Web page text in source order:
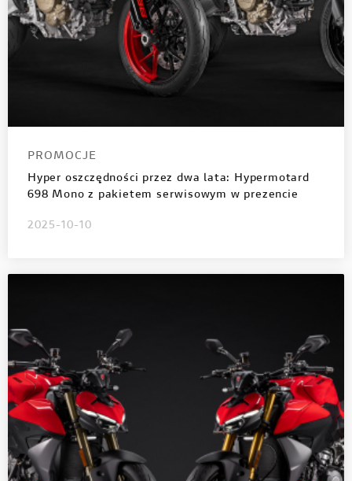
PROMOCJE
Hyper oszczędności przez dwa lata: Hypermotard
698 Mono z pakietem serwisowym w prezencie
2025-10-10